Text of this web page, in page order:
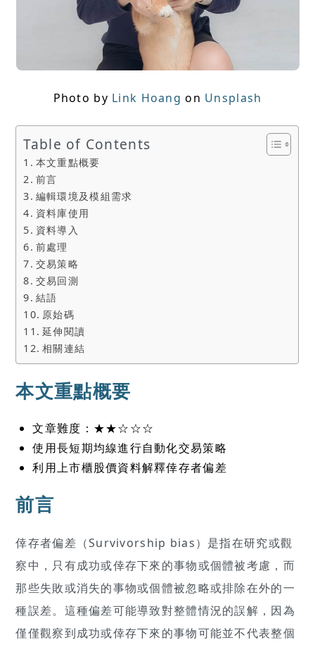
Photo by Link Hoang on Unsplash
Table of Contents
本文重點概要
前言
編輯環境及模組需求
資料庫使用
資料導入
前處理
交易策略
交易回測
結語
原始碼
延伸閱讀
相關連結
本文重點概要
文章難度：★★☆☆☆
使用長短期均線進行自動化交易策略
利用上市櫃股價資料解釋倖存者偏差
前言
倖存者偏差（Survivorship bias）是指在研究或觀
察中，只有成功或倖存下來的事物或個體被考慮，而
那些失敗或消失的事物或個體被忽略或排除在外的一
種誤差。這種偏差可能導致對整體情況的誤解，因為
僅僅觀察到成功或倖存下來的事物可能並不代表整個